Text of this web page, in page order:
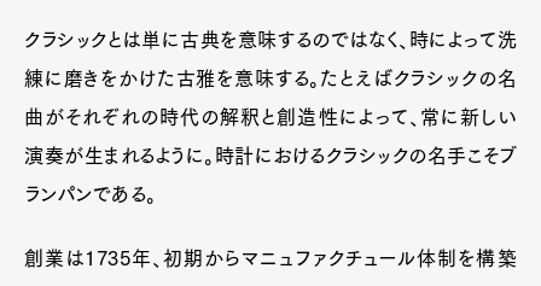
Pen Membership
Magazine
Official Columnist
About
Pen international Pen tw
クラシックとは単に古典を意味するのではなく、時によって洗
練に磨きをかけた古雅を意味する。たとえばクラシックの名
曲がそれぞれの時代の解釈と創造性によって、常に新しい
演奏が生まれるように。時計におけるクラシックの名手こそブ
ランパンである。
創業は1735年、初期からマニュファクチュール体制を構築